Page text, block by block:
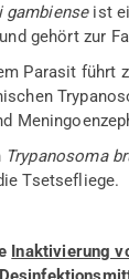
gambienseist
gehört zur
Parasit führt
Trypanosoma
Tsetsefliege.
Inaktivierung